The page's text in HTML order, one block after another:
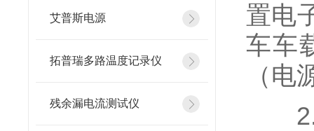
艾普斯电源
拓普瑞多路温度记录仪
残余漏电流测试仪
置电
车车
（
2.